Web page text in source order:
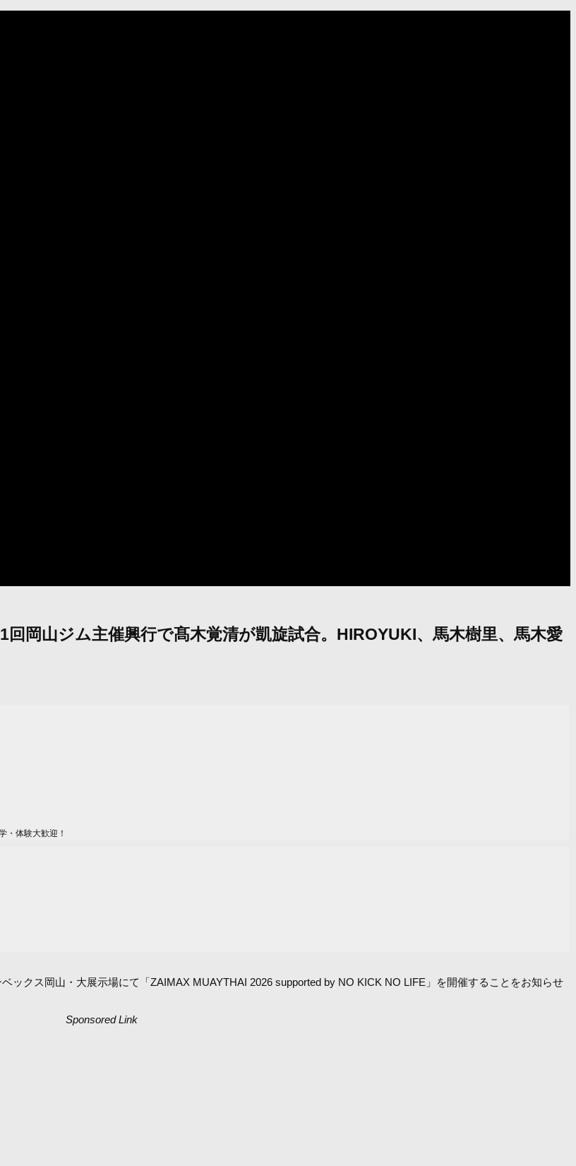
岡山ジム主催興行で髙木覚清が凱旋試合。HIROYUKI、馬木樹里、馬木愛
・体験大歓迎！
クス岡山・大展示場にて「ZAIMAX MUAYTHAI 2026 supported by NO KICK NO LIFE」を開催することをお知らせ
Sponsored Link